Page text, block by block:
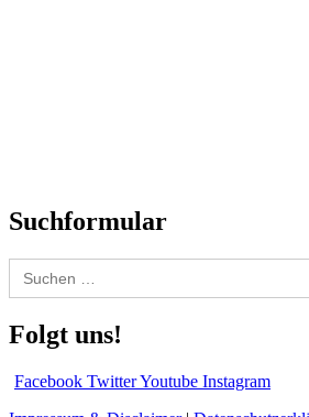
Suchformular
Search
for:
Folgt uns!
Facebook TwitterYoutube Instagram